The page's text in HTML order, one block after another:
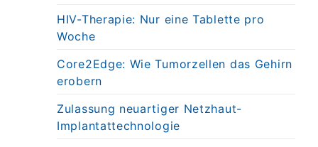
HIV-Therapie: Nur eine Tablette pro
Woche
Core2Edge: Wie Tumorzellen das Gehirn
erobern
Zulassung neuartiger Netzhaut-
Implantattechnologie